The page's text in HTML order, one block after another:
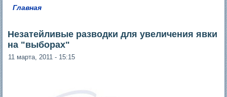
Главная
Незатейливые разводки для увеличения явки
на "выборах"
11 марта, 2011 - 15:15